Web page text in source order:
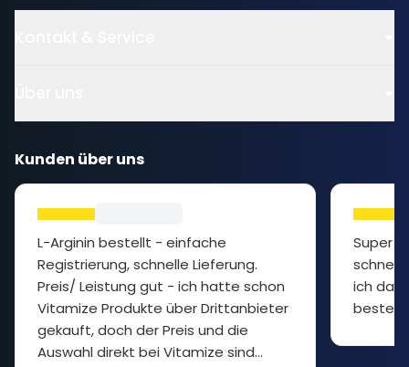
Kunden über uns
L-Arginin bestellt - einfache
Registrierung, schnelle Lieferung.
Preis/ Leistung gut - ich hatte schon
Vitamize Produkte über Drittanbieter
gekauft, doch der Preis und die
Auswahl direkt bei Vitamize sind
Super
ich das